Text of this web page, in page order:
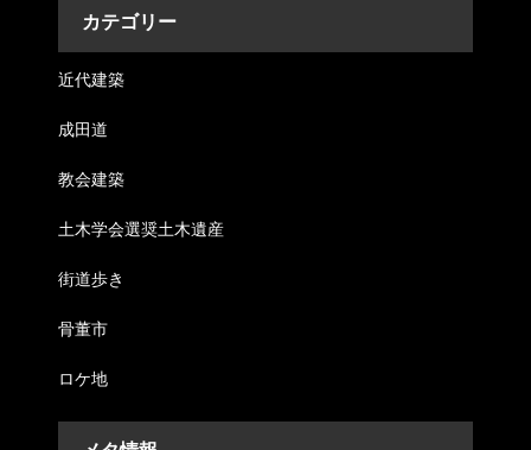
カテゴリー
近代建築
成田道
教会建築
土木学会選奨土木遺産
街道歩き
骨董市
ロケ地